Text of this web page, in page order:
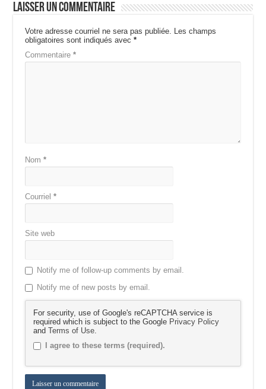
Laisser un commentaire
Votre adresse courriel ne sera pas publiée.
Les champs
obligatoires sont indiqués avec*
Commentaire*
Nom*
Courriel*
Site web
Notify me of follow-up comments by email.
Notify me of new posts by email.
For security, use of Google's reCAPTCHA service is
required which is subject to the Google Privacy Policy
andTerms of Use
I agree to these terms (required).